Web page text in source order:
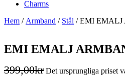
Charms
Hem / Armband / Stål / EMI
EMI EMALJ
399,00kr Det ursprungliga priset